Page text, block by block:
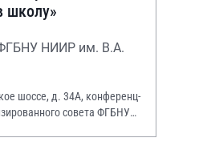
школу»
НИИР им. В.А.
шоссе, д. 34А, конференц-
совета ФГБНУ